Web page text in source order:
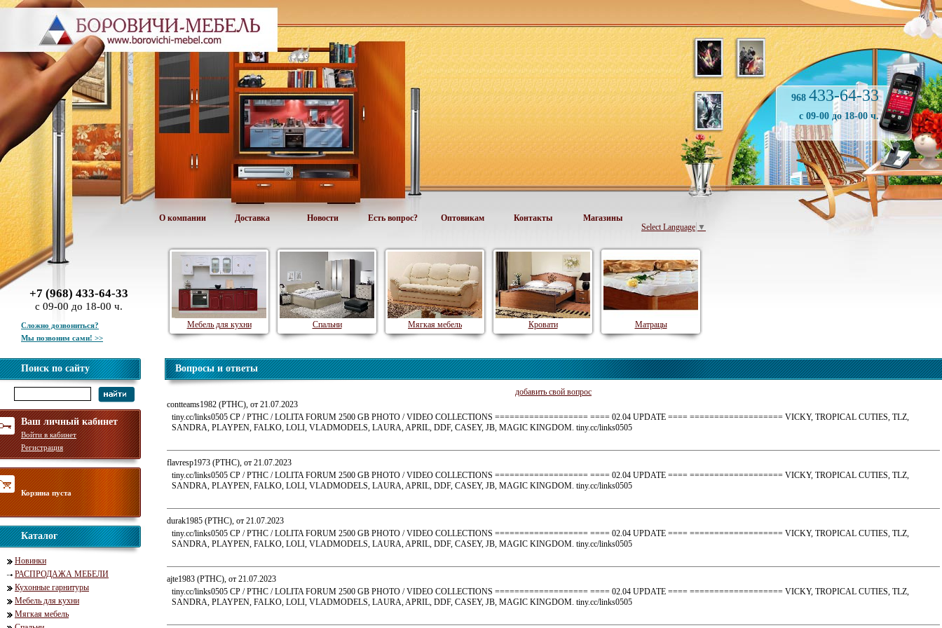
968 433-64-33
с 09-00 до 18-00 ч.
О компании Доставка Новости Есть вопрос? Оптовикам Контакты
Магазины
Select Language ▼
+7 (968) 433-64-33
с 09-00 до 18-00 ч.
Сложно дозвониться?
Мы позвоним сами! >>
Поиск по сайту
Ваш личный кабинет
Войти в кабинет
Регистрация
Корзина пуста
Каталог
Новинки
РАСПРОДАЖА МЕБЕЛИ
Кухонные гарнитуры
Мебель для кухни
Мягкая мебель
Мебель для кухни Спальни Мягкая мебель Кровати Матрацы
Вопросы и ответы
добавить свой вопрос
contteams1982 (PTHC), от 21.07.2023
tiny.cc/links0505 CP / PTHC / LOLITA FORUM 2500 GB PHOTO / VIDEO COLLECTIONS =================== ==== 02.04 UPDATE ==== =================== VICKY, TROPICAL CUTIES, TLZ,
SANDRA, PLAYPEN, FALKO, LOLI, VLADMODELS, LAURA, APRIL, DDF, CASEY, JB, MAGIC KINGDOM. tiny.cc/links0505
flavresp1973 (PTHC), от 21.07.2023
tiny.cc/links0505 CP / PTHC / LOLITA FORUM 2500 GB PHOTO / VIDEO COLLECTIONS =================== ==== 02.04 UPDATE ==== =================== VICKY, TROPICAL CUTIES, TLZ,
SANDRA, PLAYPEN, FALKO, LOLI, VLADMODELS, LAURA, APRIL, DDF, CASEY, JB, MAGIC KINGDOM. tiny.cc/links0505
durak1985 (PTHC), от 21.07.2023
tiny.cc/links0505 CP / PTHC / LOLITA FORUM 2500 GB PHOTO / VIDEO COLLECTIONS =================== ==== 02.04 UPDATE ==== =================== VICKY, TROPICAL CUTIES, TLZ,
SANDRA, PLAYPEN, FALKO, LOLI, VLADMODELS, LAURA, APRIL, DDF, CASEY, JB, MAGIC KINGDOM. tiny.cc/links0505
ajte1983 (PTHC), от 21.07.2023
tiny.cc/links0505 CP / PTHC / LOLITA FORUM 2500 GB PHOTO / VIDEO COLLECTIONS =================== ==== 02.04 UPDATE ==== =================== VICKY, TROPICAL CUTIES, TLZ,
SANDRA, PLAYPEN, FALKO, LOLI, VLADMODELS, LAURA, APRIL, DDF, CASEY, JB, MAGIC KINGDOM. tiny.cc/links0505